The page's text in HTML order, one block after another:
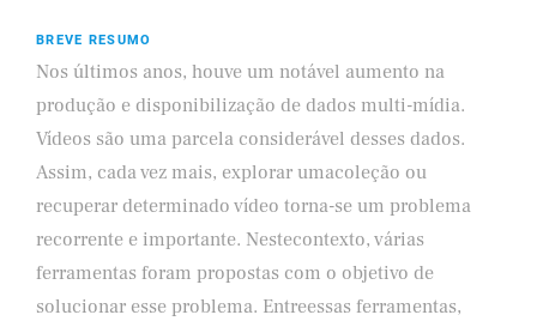
BREVE RESUMO
Nos últimos anos, houve um notável aumento na
produção e disponibilização de dados multi-mídia.
Vídeos são uma parcela considerável desses dados.
Assim, cada vez mais, explorar umacoleção ou
recuperar determinado vídeo torna-se um problema
recorrente e importante. Nestecontexto, várias
ferramentas foram propostas com o objetivo de
solucionar esse problema. Entreessas ferramentas,